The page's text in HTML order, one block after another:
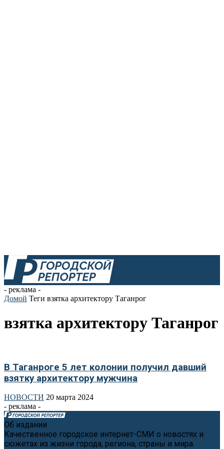
- реклама -
Домой Теги взятка архитектору Таганрог
взятка архитектору Таганрог
В Таганроге 5 лет колонии получил давший
взятку архитектору мужчина
НОВОСТИ 20 марта 2024
- реклама -
Об издании
Качественное городское интернет-СМИ о новостях и
сюжетах из жизни города, региона, страны и мира.